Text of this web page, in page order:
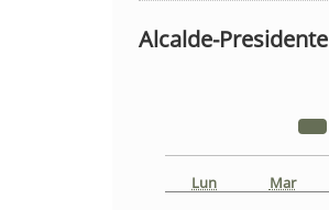
Alcalde-Presidente
Lun Mar